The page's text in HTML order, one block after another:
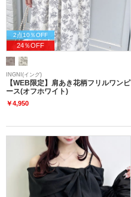
2点10％OFF
24％OFF
INGNI(イング)
【WEB限定】肩あき花柄フリルワンピ
ース(オフホワイト)
￥4,950